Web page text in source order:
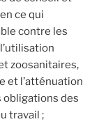
ce qui
contre les
zoosanitaires,
et l’atténuation
obligations des
travail ;